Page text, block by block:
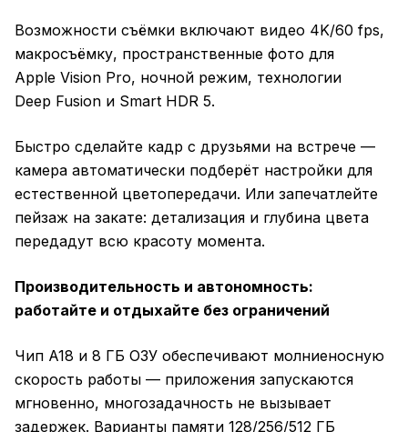
Возможности съёмки включают видео 4K/60 fps,
макросъёмку, пространственные фото для
Apple Vision Pro, ночной режим, технологии
Deep Fusion и Smart HDR 5.
Быстро сделайте кадр с друзьями на встрече —
камера автоматически подберёт настройки для
естественной цветопередачи. Или запечатлейте
пейзаж на закате: детализация и глубина цвета
передадут всю красоту момента.
Производительность и автономность:
работайте и отдыхайте без ограничений
Чип A18 и 8 ГБ ОЗУ обеспечивают молниеносную
скорость работы — приложения запускаются
мгновенно, многозадачность не вызывает
задержек. Варианты памяти 128/256/512 ГБ